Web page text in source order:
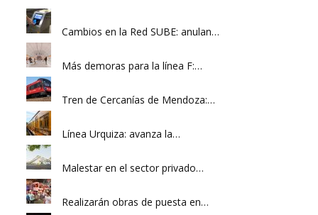
Cambios en la Red SUBE: anulan…
Más demoras para la línea F:…
Tren de Cercanías de Mendoza:…
Línea Urquiza: avanza la…
Malestar en el sector privado…
Realizarán obras de puesta en…